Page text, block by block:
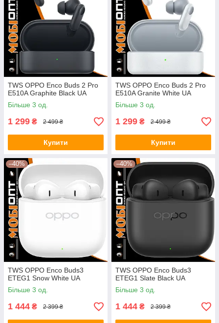
TWS OPPO Enco Buds 2 Pro
E510A Graphite Black UA
Більше 3 од.
1 299 ₴ 2 499 ₴
Купити
TWS OPPO Enco Buds 2 Pro
E510A Granite White UA
Більше 3 од.
1 299 ₴ 2 499 ₴
Купити
–40%
TWS OPPO Enco Buds3
ETEG1 Snow White UA
Більше 3 од.
1 444 ₴ 2 399 ₴
–40%
TWS OPPO Enco Buds3
ETEG1 Slate Black UA
Більше 3 од.
1 444 ₴ 2 399 ₴